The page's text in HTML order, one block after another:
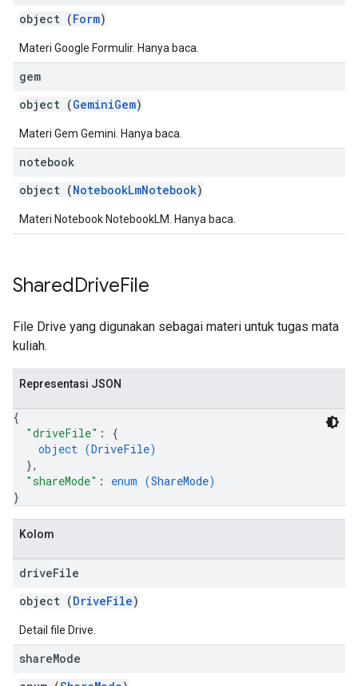
object (Form)
Materi Google Formulir. Hanya baca.
gem
object (GeminiGem)
Materi Gem Gemini. Hanya baca.
notebook
object (NotebookLmNotebook)
Materi Notebook NotebookLM. Hanya baca.
SharedDriveFile
File Drive yang digunakan sebagai materi untuk tugas mata
kuliah.
Representasi JSON
{
"driveFile" : {
object (DriveFile)
},
"shareMode" : enum (ShareMode)
}
Kolom
driveFile
object (DriveFile)
Detail file Drive.
shareMode